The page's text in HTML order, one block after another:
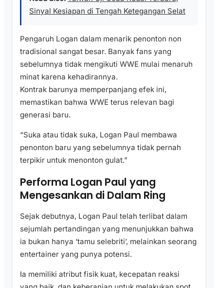
Sinyal Kesiapan di Tengah Ketegangan Selat
Pengaruh Logan dalam menarik penonton non
tradisional sangat besar. Banyak fans yang
sebelumnya tidak mengikuti WWE mulai menaruh
minat karena kehadirannya.
Kontrak barunya memperpanjang efek ini,
memastikan bahwa WWE terus relevan bagi
generasi baru.
“Suka atau tidak suka, Logan Paul membawa
penonton baru yang sebelumnya tidak pernah
terpikir untuk menonton gulat.”
Performa Logan Paul yang
Mengesankan di Dalam Ring
Sejak debutnya, Logan Paul telah terlibat dalam
sejumlah pertandingan yang menunjukkan bahwa
ia bukan hanya ‘tamu selebriti’, melainkan seorang
entertainer yang punya potensi.
Ia memiliki atribut fisik kuat, kecepatan reaksi